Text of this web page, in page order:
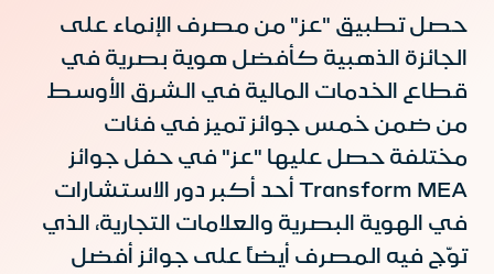
حصل تطبيق "عز" من مصرف الإنماء على
الجائزة الذهبية كأفضل هوية بصرية في
قطاع الخدمات المالية في الشرق الأوسط
من ضمن خمس جوائز تميز في فئات
مختلفة حصل عليها "عز" في حفل جوائز
Transform MEA أحد أكبر دور الاستشارات
في الهوية البصرية والعلامات التجارية، الذي
توّج فيه المصرف أيضاً على جوائز أفضل